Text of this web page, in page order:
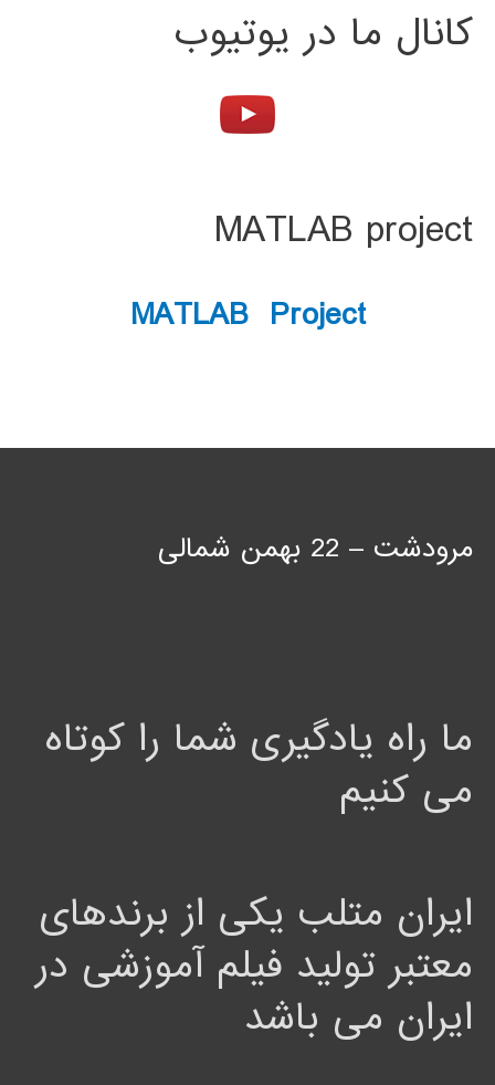
کانال ما در یوتیوب
MATLAB project
MATLAB Project
مرودشت – 22 بهمن شمالی
ما راه یادگیری شما را کوتاه
می کنیم
ایران متلب یکی از برندهای
معتبر تولید فیلم آموزشی در
ایران می باشد